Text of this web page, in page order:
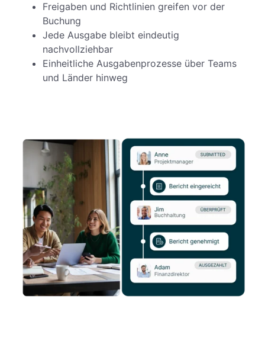
Freigaben und Richtlinien greifen vor der
Buchung
Jede Ausgabe bleibt eindeutig
nachvollziehbar
Einheitliche Ausgabenprozesse über Teams
und Länder hinweg